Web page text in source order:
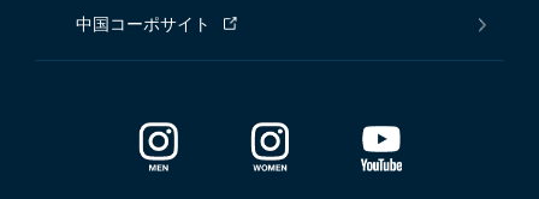
中国コーポサイト